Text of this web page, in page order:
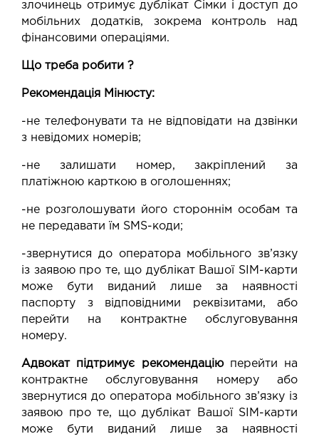
злочинець отримує дублікат Сімки і доступ до
мобільних додатків, зокрема контроль над
фінансовими операціями.
Що треба робити ?
Рекомендація Мінюсту:
-не телефонувати та не відповідати на дзвінки
з невідомих номерів;
-не залишати номер, закріплений за
платіжною карткою в оголошеннях;
-не розголошувати його стороннім особам та
не передавати їм SMS-коди;
-звернутися до оператора мобільного зв’язку
із заявою про те, що дублікат Вашої SIM-карти
може бути виданий лише за наявності
паспорту з відповідними реквізитами, або
перейти на контрактне обслуговування
номеру.
Адвокат підтримує рекомендацію перейти на
контрактне обслуговування номеру або
звернутися до оператора мобільного зв’язку із
заявою про те, що дублікат Вашої SIM-карти
може бути виданий лише за наявності